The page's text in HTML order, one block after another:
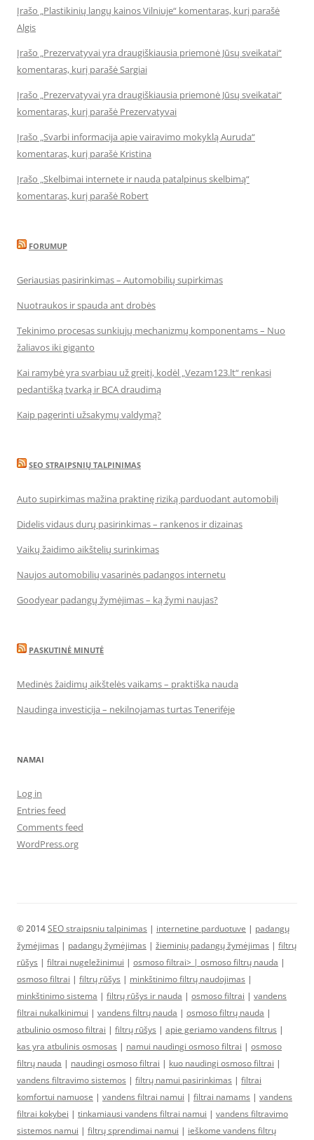
Įrašo „Plastikinių langų kainos Vilniuje“ komentaras, kurį parašė
Algis
Įrašo „Prezervatyvai yra draugiškiausia priemonė Jūsų sveikatai“
komentaras, kurį parašė Sargiai
Įrašo „Prezervatyvai yra draugiškiausia priemonė Jūsų sveikatai“
komentaras, kurį parašė Prezervatyvai
Įrašo „Svarbi informacija apie vairavimo mokyklą Auruda“
komentaras, kurį parašė Kristina
Įrašo „Skelbimai internete ir nauda patalpinus skelbimą“
komentaras, kurį parašė Robert
FORUMUP
Geriausias pasirinkimas – Automobilių supirkimas
Nuotraukos ir spauda ant drobės
Tekinimo procesas sunkiųjų mechanizmų komponentams – Nuo
žaliavos iki giganto
Kai ramybė yra svarbiau už greitį, kodėl „Vezam123.lt“ renkasi
pedantišką tvarką ir BCA draudimą
Kaip pagerinti užsakymų valdymą?
SEO STRAIPSNIŲ TALPINIMAS
Auto supirkimas mažina praktinę riziką parduodant automobilį
Didelis vidaus durų pasirinkimas – rankenos ir dizainas
Vaikų žaidimo aikštelių surinkimas
Naujos automobilių vasarinės padangos internetu
Goodyear padangų žymėjimas – ką žymi naujas?
PASKUTINĖ MINUTĖ
Medinės žaidimų aikštelės vaikams – praktiška nauda
Naudinga investicija – nekilnojamas turtas Tenerifėje
NAMAI
Log in
Entries feed
Comments feed
WordPress.org
© 2014SEO straipsniu talpinimas | internetine parduotuve | padangų
žymėjimas | padangų žymėjimas | žieminių padangų žymėjimas | filtrų
rūšys | filtrai nugeležinimui | osmoso filtrai> | osmoso filtrų nauda |
osmoso filtrai | filtrų rūšys | minkštinimo filtrų naudojimas |
minkštinimo sistema | filtrų rūšys ir nauda | osmoso filtrai | vandens
filtrai nukalkinimui | vandens filtrų nauda | osmoso filtrų nauda |
atbulinio osmoso filtrai | filtrų rūšys | apie geriamo vandens filtrus |
kas yra atbulinis osmosas | namui naudingi osmoso filtrai | osmoso
filtrų nauda | naudingi osmoso filtrai | kuo naudingi osmoso filtrai |
vandens filtravimo sistemos | filtrų namui pasirinkimas | filtrai
komfortui namuose | vandens filtrai namui | filtrai namams | vandens
filtrai kokybei | tinkamiausi vandens filtrai namui | vandens filtravimo
sistemos namui | filtrų sprendimai namui | ieškome vandens filtrų